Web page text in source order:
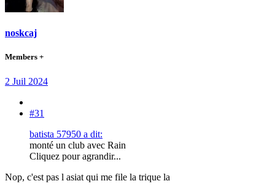
noskcaj
Members +
2 Juil 2024
#31
batista 57950 a dit:
monté un club avec Rain
Cliquez pour agrandir...
Nop, c'est pas l asiat qui me file la trique la